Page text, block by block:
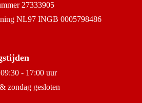
27333905
NL97 INGB 0005798486
- 17:00 uur
zondag gesloten